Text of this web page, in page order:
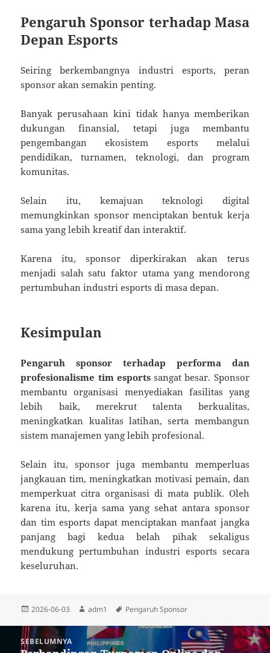
Pengaruh Sponsor terhadap Masa
Depan Esports
Seiring berkembangnya industri esports, peran
sponsor akan semakin penting.
Banyak perusahaan kini tidak hanya memberikan
dukungan finansial, tetapi juga membantu
pengembangan ekosistem esports melalui
pendidikan, turnamen, teknologi, dan program
komunitas.
Selain itu, kemajuan teknologi digital
memungkinkan sponsor menciptakan bentuk kerja
sama yang lebih kreatif dan interaktif.
Karena itu, sponsor diperkirakan akan terus
menjadi salah satu faktor utama yang mendorong
pertumbuhan industri esports di masa depan.
Kesimpulan
Pengaruh sponsor terhadap performa dan
profesionalisme tim esportssangat besar. Sponsor
membantu organisasi menyediakan fasilitas yang
lebih baik, merekrut talenta berkualitas,
meningkatkan kualitas latihan, serta membangun
sistem manajemen yang lebih profesional.
Selain itu, sponsor juga membantu memperluas
jangkauan tim, meningkatkan motivasi pemain, dan
memperkuat citra organisasi di mata publik. Oleh
karena itu, kerja sama yang sehat antara sponsor
dan tim esports dapat menciptakan manfaat jangka
panjang bagi kedua belah pihak sekaligus
mendukung pertumbuhan industri esports secara
keseluruhan.
Diposkan
2026-06-03 Penulis
adm1 Tag
Pengaruh Sponsor
Navigasi
SEBELUMNYA